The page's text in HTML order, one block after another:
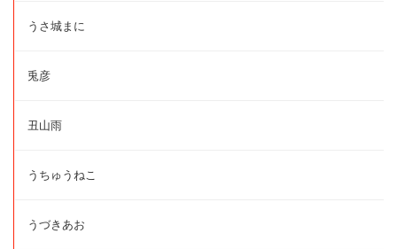
うさ城まに
兎彦
丑山雨
うちゅうねこ
うづきあお